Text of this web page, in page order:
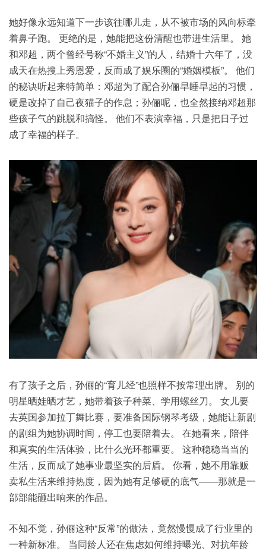
她好像永远知道下一步该往哪儿走，从不被市场的风向标牵
着鼻子跑。 更绝的是，她能把这份清醒也带进生活里。 她
和邓超，两个曾经号称“不婚主义”的人，结婚十六年了，没
成天在热搜上秀恩爱，反而成了娱乐圈的“婚姻模板”。 他们
的秘诀听起来特简单：邓超为了配合孙俪早睡早起的习惯，
硬是改掉了自己夜猫子的作息；孙俪呢，也全然接纳邓超那
些孩子气的跳脱和搞怪。 他们不表演幸福，只是把日子过
成了幸福的样子。
有了孩子之后，孙俪的“育儿经”也照样不按常理出牌。 别的
明星晒娃晒才艺，她带着孩子种菜、学用螺丝刀。 女儿要
去英国参加拉丁舞比赛，要准备国际钢琴考级，她能让新剧
的剧组为她协调时间，停工也要陪着去。 在她看来，陪伴
和真实的生活体验，比什么光环都重要。 这种稳稳当当的
生活，反而成了她事业最坚实的后盾。 你看，她不用靠贩
卖私生活来维持热度，因为她有足够硬的底气——那就是一
部部能砸出响来的作品。
不知不觉，孙俪这种“反常”的做法，竟然慢慢成了行业里的
一种新标准。 当同龄人还在焦虑如何维持曝光、对抗年龄